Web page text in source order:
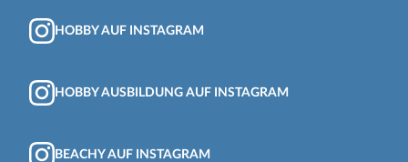
HOBBY AUF INSTAGRAM
HOBBY AUSBILDUNG AUF INSTAGRAM
BEACHY AUF INSTAGRAM